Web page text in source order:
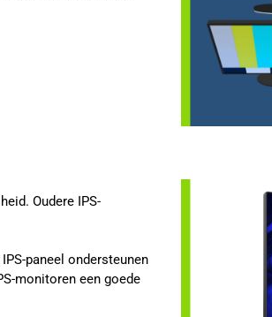
Oudere IPS-
paneel ondersteunen
monitoren een goede